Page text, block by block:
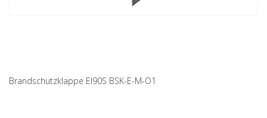
Brandschutzklappe EI90S BSK-E-M-O1